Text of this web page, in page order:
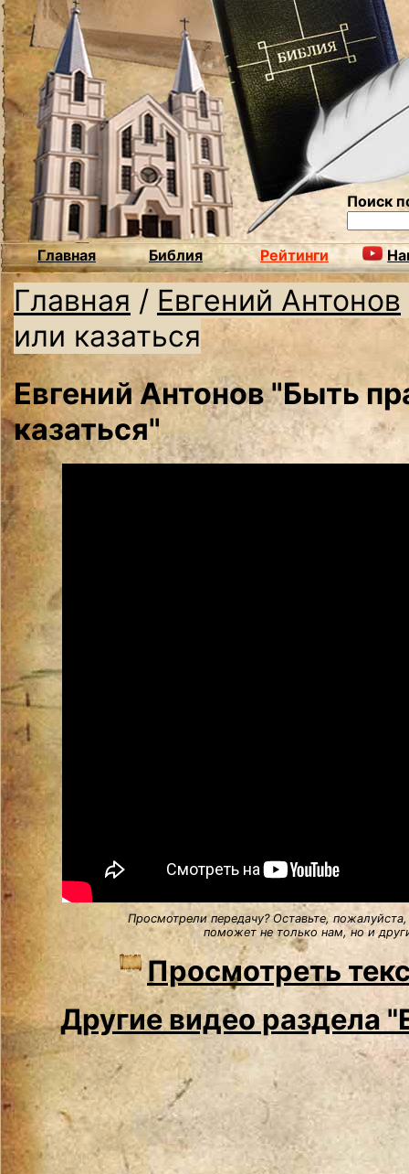
Поиск
Главная Библия Рейтинги
Главная / Евгений Антонов
или казаться
Евгений Антонов "Быть
казаться"
Просмотрели передачу? Оставьте,
поможет не только нам, но и
Просмотреть
Другие видео раздела